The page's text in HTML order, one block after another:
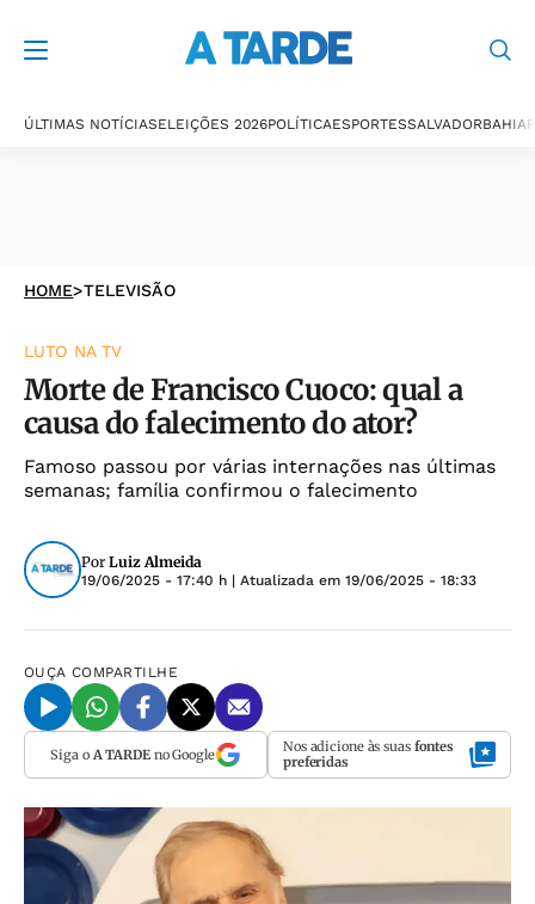
ÚLTIMAS NOTÍCIASELEIÇÕES 2026POLÍTICAESPORTESSALVADORBAHIA
HOME>TELEVISÃO
LUTO NA TV
Morte de Francisco Cuoco: qual a
causa do falecimento do ator?
Famoso passou por várias internações nas últimas
semanas; família confirmou o falecimento
Por Luiz Almeida
19/06/2025 - 17:40 h | Atualizada em 19/06/2025 - 18:33
OUÇA COMPARTILHE
Siga o A TARDEno Google Nos adicione às suas fontes
preferidas